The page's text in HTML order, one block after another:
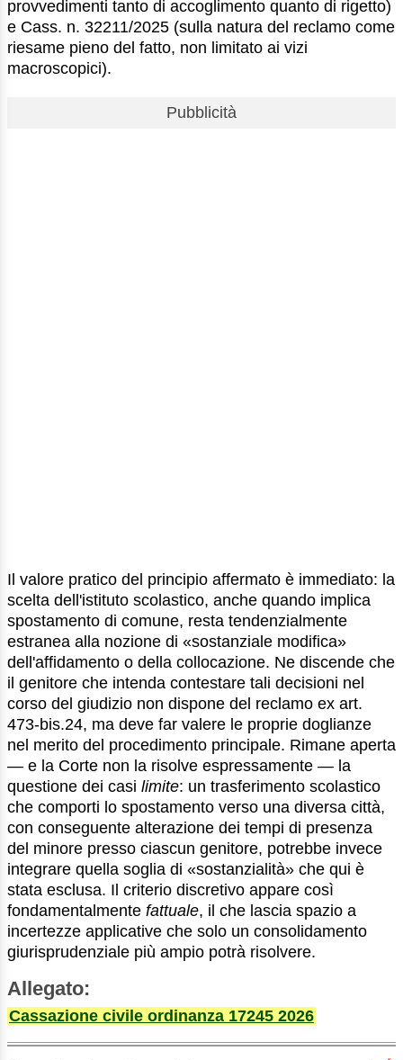
provvedimenti tanto di accoglimento quanto di rigetto)
e Cass. n. 32211/2025 (sulla natura del reclamo come
riesame pieno del fatto, non limitato ai vizi
macroscopici).
Pubblicità
Il valore pratico del principio affermato è immediato: la
scelta dell'istituto scolastico, anche quando implica
spostamento di comune, resta tendenzialmente
estranea alla nozione di «sostanziale modifica»
dell'affidamento o della collocazione. Ne discende che
il genitore che intenda contestare tali decisioni nel
corso del giudizio non dispone del reclamo ex art.
473-bis.24, ma deve far valere le proprie doglianze
nel merito del procedimento principale. Rimane aperta
— e la Corte non la risolve espressamente — la
questione dei casi limite: un trasferimento scolastico
che comporti lo spostamento verso una diversa città,
con conseguente alterazione dei tempi di presenza
del minore presso ciascun genitore, potrebbe invece
integrare quella soglia di «sostanzialità» che qui è
stata esclusa. Il criterio discretivo appare così
fondamentalmente fattuale, il che lascia spazio a
incertezze applicative che solo un consolidamento
giurisprudenziale più ampio potrà risolvere.
Allegato:
Cassazione civile ordinanza 17245 2026